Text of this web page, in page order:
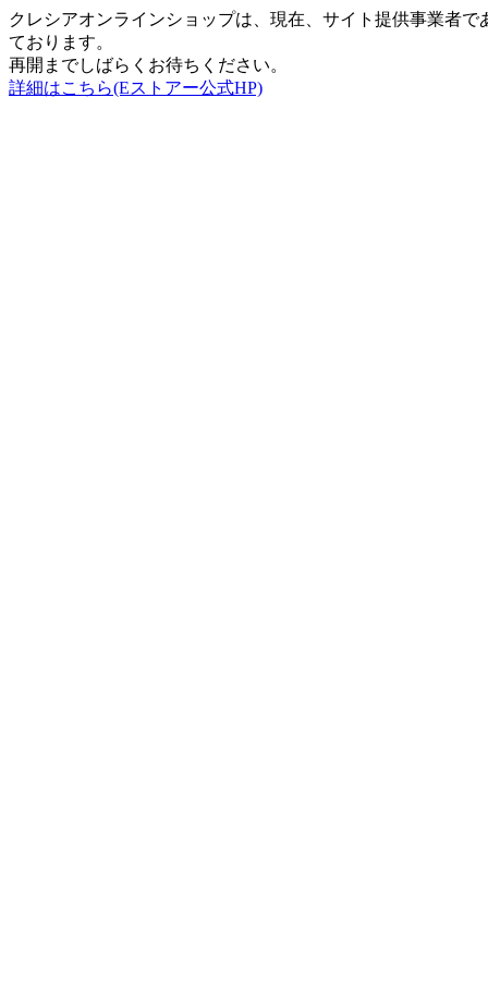
クレシアオンラインショップは、現在、サイト提供事業者
ております。
再開までしばらくお待ちください。
詳細はこちら(Eストアー公式HP)